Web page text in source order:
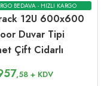
BEDAVA - HIZLI KARGO
12U 600x600
Duvar Tipi
Çift Cidarlı
,58 + KDV